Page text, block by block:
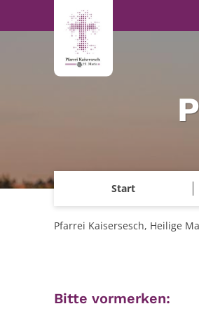
Zum Inhalt springen
Start
Pfarrei Kaisersesch, Heilige
Bitte vormerken: